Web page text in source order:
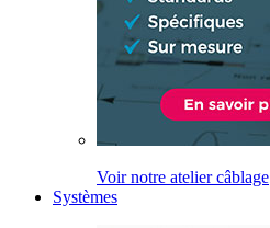
Voir notre atelier câblage
Systèmes